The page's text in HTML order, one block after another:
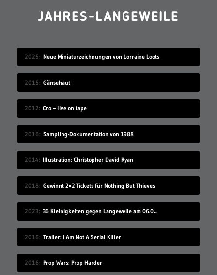
JAHRES-LANGEWEILE
2025 Neue Miniaturzeichnungen von Lorraine Loots
2015 Gänsehaut
2012 Cro – live on tape
2016 Sampling-Dokumentation von 1988
2014 Illustration: Christopher David Ryan
2018 Gewinnt 2×2 Tickets für Nothing But Thieves
2023 36 Kleinigkeiten gegen Langeweile am 06.08.2023
2016 Trailer: I Am Not A Serial Killer
2016 Prop Wars: Prop Harder